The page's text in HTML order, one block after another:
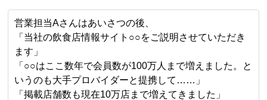
営業担当Aさんはあいさつの後、
「当社の飲食店情報サイト○○をご説明させていただき
ます」
「○○はここ数年で会員数が100万人まで増えました。と
いうのも大手プロバイダーと提携して……」
「掲載店舗数も現在10万店まで増えてきました」